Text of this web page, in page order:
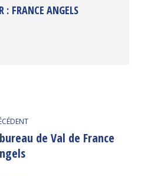
: FRANCE ANGELS
Article
précédent
de Val de France